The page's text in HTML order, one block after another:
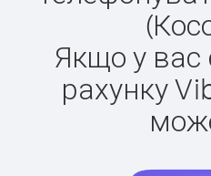
Якщо у вас
рахунку